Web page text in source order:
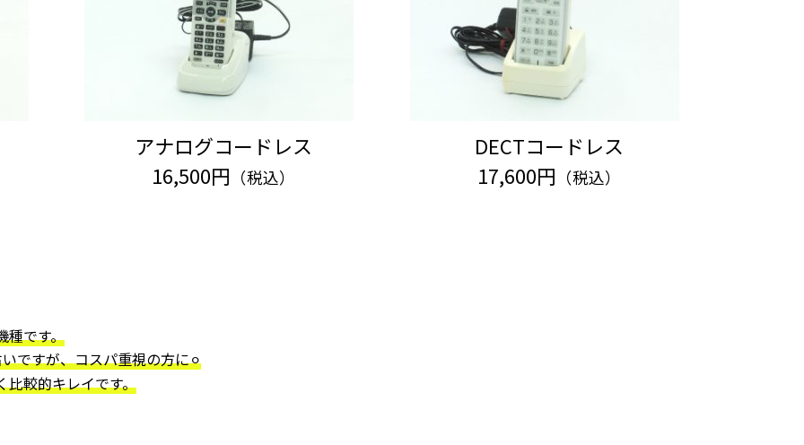
アナログコードレス
16,500円 （税込）
DECTコードレス
17,600円 （税込）
種です。
ですが、コスパ重視の方に⚪︎
比較的キレイです。